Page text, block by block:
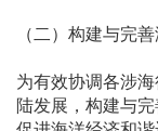
（二）构建与完
为有效协调各涉
陆发展，构建与